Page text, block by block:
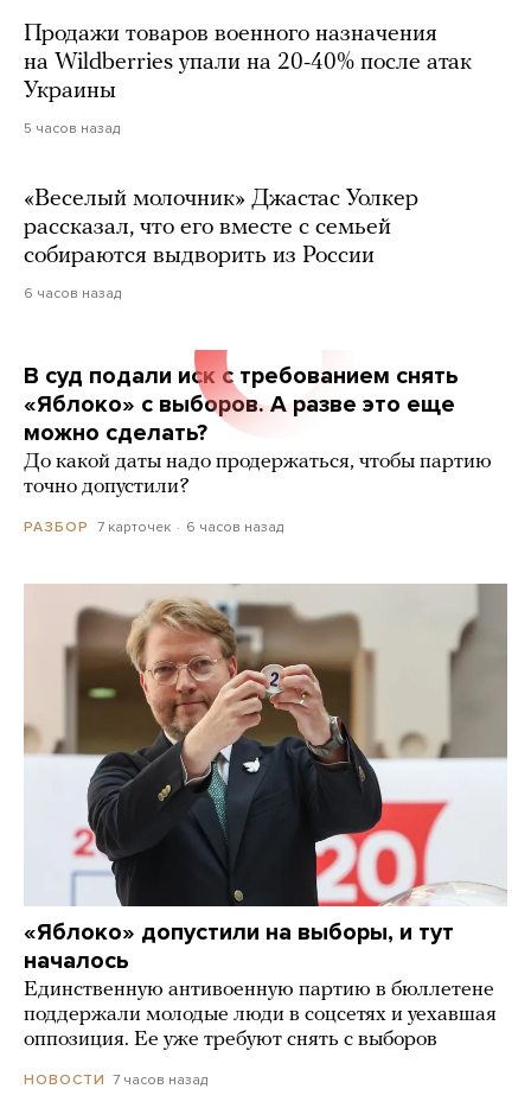
Продажи товаров военного назначения
на Wildberries упали на 20-40% после атак
Украины
5 часов назад
«Веселый молочник» Джастас Уолкер
рассказал, что его вместе с семьей
собираются выдворить из России
6 часов назад
В суд подали иск с требованием снять
«Яблоко» с выборов. А разве это еще
можно сделать?
До какой даты надо продержаться, чтобы партию
точно допустили?
РАЗБОР 7 карточек 6 часов назад
«Яблоко» допустили на выборы, и тут
началось
Единственную антивоенную партию в бюллетене
поддержали молодые люди в соцсетях и уехавшая
оппозиция. Ее уже требуют снять с выборов
НОВОСТИ 7 часов назад